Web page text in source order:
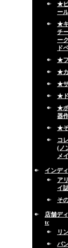
★ビ
ー
★
チ
ー
ド
★フ
★
★サ
★
★
器
★
コ
(ノ
メ
インデ
ア
イ
そ
店舗デ
tc
リ
バ